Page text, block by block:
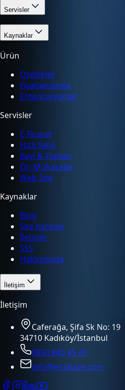
Servisler
Kaynaklar
Ürün
Özellikler
Fiyatlandırma
Entegrasyonlar
Servisler
E-Ticaret
Hızlı Satış
Bayi & Toptan
Ön Muhasebe
Web Site
Kaynaklar
Blog
Site haritası
İletişim
SSS
Hakkımızda
İletişim
İletişim
Caferağa, Şifa Sk No: 19
34710 Kadıköy/İstanbul
0850 840 45 20
info@enabase.com